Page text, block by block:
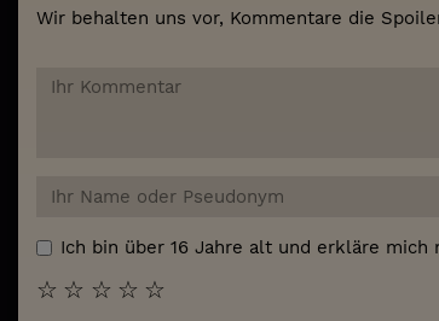
Wir behalten uns vor, Kommentare die
Ich bin über 16 Jahre alt und erkläre mich
☆
☆
☆
☆
☆